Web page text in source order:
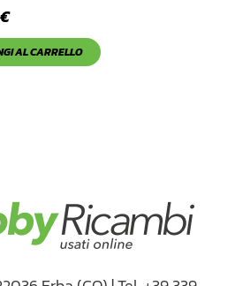
€
AL CARRELLO